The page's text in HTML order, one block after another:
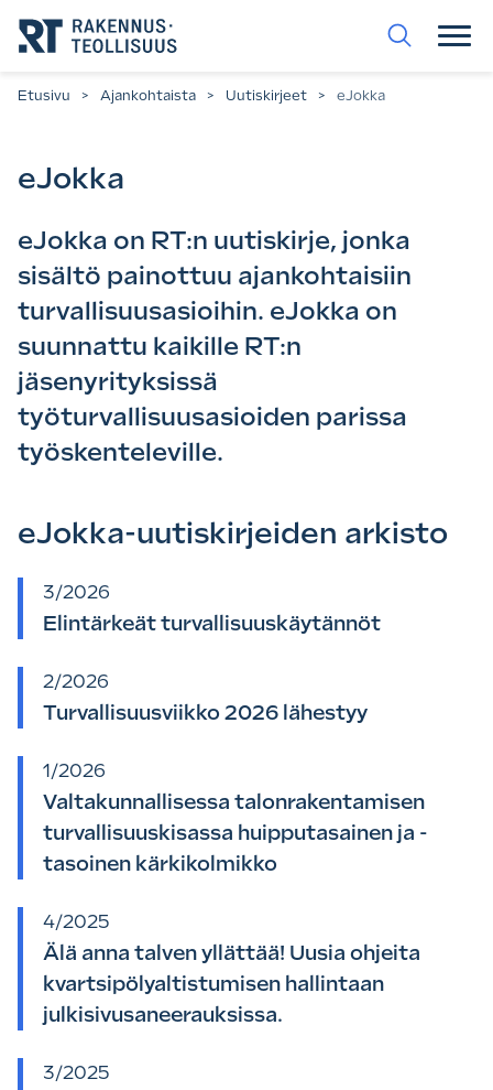
suoraan
sisältöön.
Etusivu > Ajankohtaista > Uutiskirjeet > eJokka
eJokka
eJokka on RT:n uutiskirje, jonka
sisältö painottuu ajankohtaisiin
turvallisuusasioihin. eJokka on
suunnattu kaikille RT:n
jäsenyrityksissä
työturvallisuusasioiden parissa
työskenteleville.
eJokka-uutiskirjeiden arkisto
3/2026
Elintärkeät turvallisuuskäytännöt
2/2026
Turvallisuusviikko 2026 lähestyy
1/2026
Valtakunnallisessa talonrakentamisen
turvallisuuskisassa huipputasainen ja -
tasoinen kärkikolmikko
4/2025
Älä anna talven yllättää! Uusia ohjeita
kvartsipölyaltistumisen hallintaan
julkisivusaneerauksissa.
3/2025